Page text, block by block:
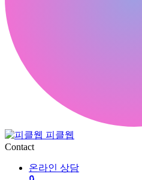
피클웹
Contact
온라인 상담